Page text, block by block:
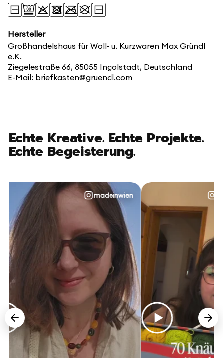
Hersteller
Großhandelshaus für Woll- u. Kurzwaren Max Gründl
e.K.
Ziegelestraße 66, 85055 Ingolstadt, Deutschland
E-Mail: briefkasten@gruendl.com
Echte Kreative. Echte Projekte.
Echte Begeisterung.
madeinwien